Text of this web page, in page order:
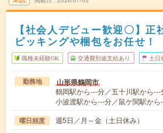
【社会人デビュー歓迎〇】正
ピッキングや梱包をお任せ！
職種未経験OK 交通費別途支給あり 土日
勤務地 山形県鶴岡市
鶴岡駅から---分／五十川駅から
小波渡駅から---分／鼠ケ関駅から
曜日頻度 週5日／月～金（土日休み）